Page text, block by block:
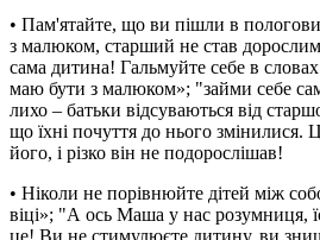
• Пам'ятайте, що ви пішли в
з малюком, старший не став дорослим
сама дитина! Гальмуйте себе в
маю бути з малюком»; "займи себе
лихо – батьки відсуваються від
що їхні почуття до нього змінилися.
його, і різко він не подорослішав!
• Ніколи не порівнюйте дітей між
віці»; "А ось Маша у нас розумниця,